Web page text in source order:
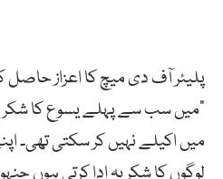
پلیئر آف دی میچ کا اعزاز
“میں سب سے پہلے یسوع کا شکر
میں اکیلے نہیں کر سکتی تھی۔